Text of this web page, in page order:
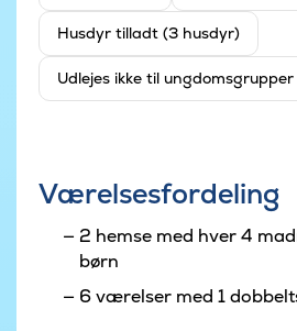
Husdyr tilladt (3 husdyr)
Udlejes ikke til ungdomsgrupper
Værelsesfordeling
2 hemse med hver 4
børn
6 værelser med 1